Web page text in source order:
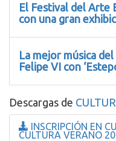
El Festival del Arte
con una gran
La mejor música
Felipe VI con
Descargas de
INSCRIPCIÓN EN
CULTURA VERANO